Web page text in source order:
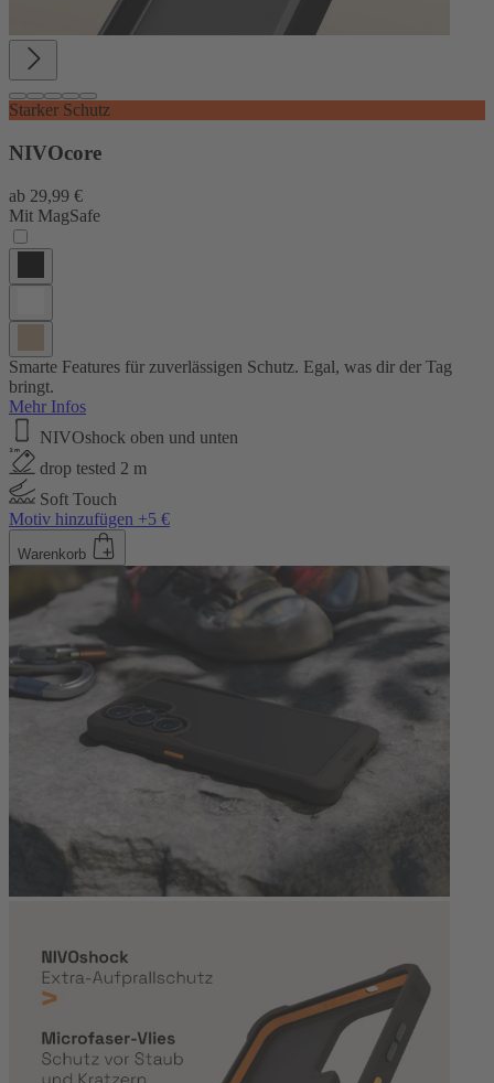
Starker Schutz
NIVOcore
ab 29,99 €
Mit MagSafe
Smarte Features für zuverlässigen Schutz. Egal, was dir der Tag
bringt.
Mehr Infos
NIVOshock oben und unten
drop tested 2 m
Soft Touch
Motiv hinzufügen +5 €
Warenkorb